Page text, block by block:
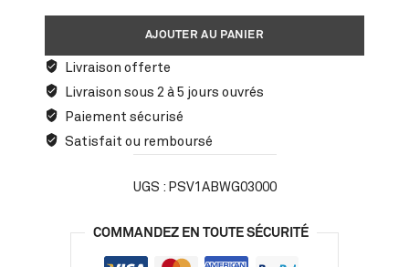
AJOUTER AU PANIER
Livraison offerte
Livraison sous 2 à 5 jours ouvrés
Paiement sécurisé
Satisfait ou remboursé
UGS : PSV1ABWG03000
COMMANDEZ EN TOUTE SÉCURITÉ